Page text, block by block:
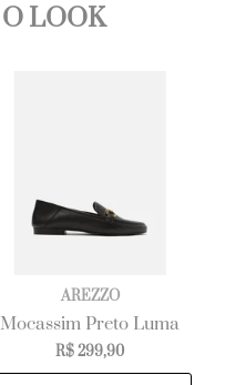
O LOOK
AREZZO
Mocassim Preto Luma
R$ 299,90